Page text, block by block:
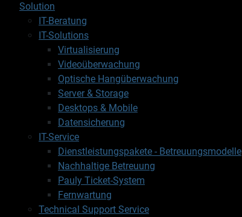
Solution
IT-Beratung
IT-Solutions
Virtualisierung
Videoüberwachung
Optische Hangüberwachung
Server & Storage
Desktops & Mobile
Datensicherung
IT-Service
Dienstleistungspakete - Betreuungsmodelle
Nachhaltige Betreuung
Pauly Ticket-System
Fernwartung
Technical Support Service